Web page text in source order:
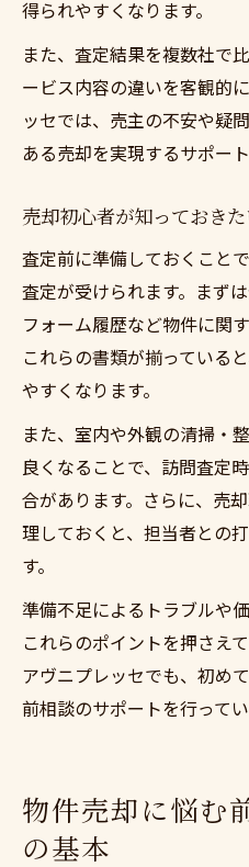
得られやすくなります。
また、査定結果を複数社で
ービス内容の違いを客観的
ッセでは、売主の不安や疑
ある売却を実現するサポー
売却初心者が知っておき
査定前に準備しておくこと
査定が受けられます。まず
フォーム履歴など物件に関
これらの書類が揃っている
やすくなります。
また、室内や外観の清掃・
良くなることで、訪問査定
合があります。さらに、売
理しておくと、担当者との
す。
準備不足によるトラブルや
これらのポイントを押さえ
アヴニプレッセでも、初め
前相談のサポートを行ってい
物件売却に悩む
の基本